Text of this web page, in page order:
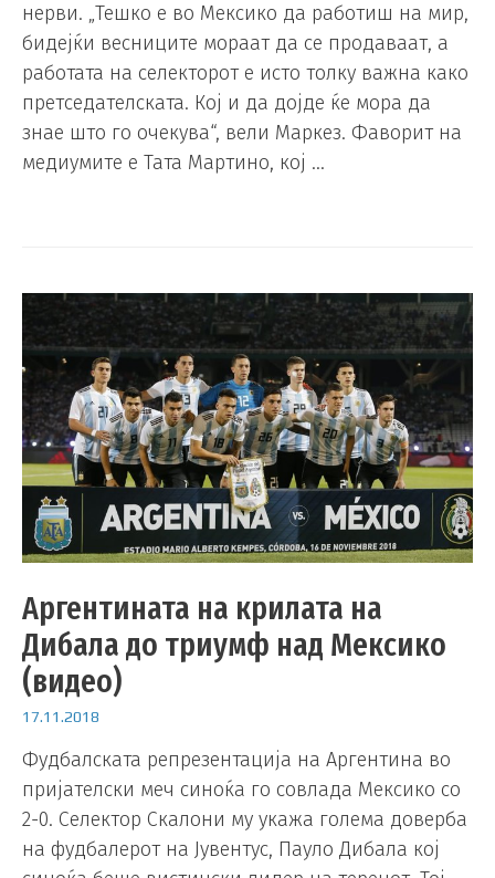
нерви. „Тешко е во Мексико да работиш на мир,
бидејќи весниците мораат да се продаваат, а
работата на селекторот е исто толку важна како
претседателската. Кој и да дојде ќе мора да
знае што го очекува“, вели Маркез. Фаворит на
медиумите е Тата Мартино, кој …
Аргентината на крилата на
Дибала до триумф над Мексико
(видео)
17.11.2018
Фудбалската репрезентација на Аргентина во
пријателски меч синоќа го совлада Мексико со
2-0. Селектор Скалони му укажа голема доверба
на фудбалерот на Јувентус, Пауло Дибала кој